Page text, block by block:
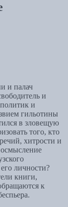
и палач
и
и
гильотины
в зловещую
того, кто
хитрости и
личности?
книги,
к